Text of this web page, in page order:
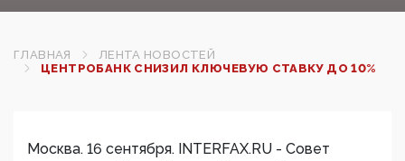
ГЛАВНАЯ
ЛЕНТА НОВОСТЕЙ
ЦЕНТРОБАНК СНИЗИЛ КЛЮЧЕВУЮ СТАВКУ ДО 10%
Москва. 16 сентября. INTERFAX.RU - Совет